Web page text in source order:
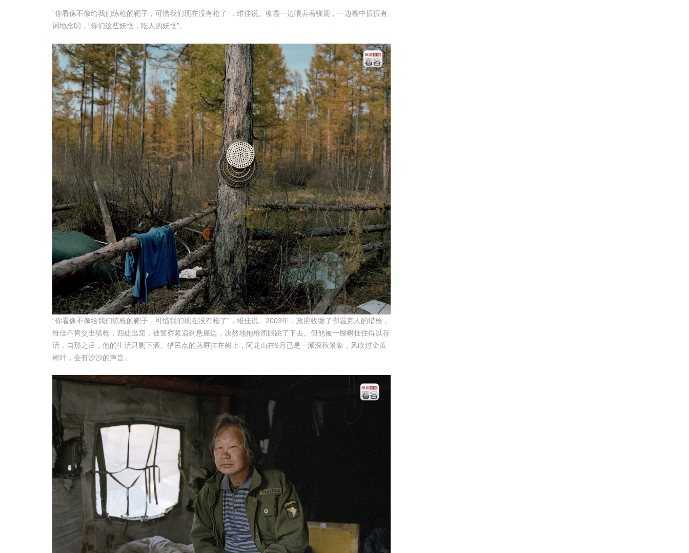
“你看像不像给我们练枪的靶子，可惜我们现在没有枪了”，维佳说。柳霞一边喂养着驯鹿，一边嘴中振振有
词地念叨，“你们这些妖怪，吃人的妖怪”。
“你看像不像给我们练枪的靶子，可惜我们现在没有枪了”，维佳说。2003年，政府收缴了鄂温克人的猎枪，
维佳不肯交出猎枪，四处逃窜，被警察紧追到悬崖边，决然地抱枪闭眼跳了下去。但他被一棵树挂住得以存
活，自那之后，他的生活只剩下酒。猎民点的蒸屉挂在树上，阿龙山在9月已是一派深秋景象，风吹过金黄
树叶，会有沙沙的声音。